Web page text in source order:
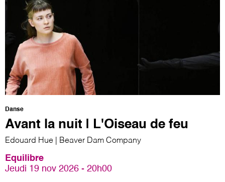
Danse
Avant la nuit | L'Oiseau de feu
Edouard Hue | Beaver Dam Company
Equilibre
Jeudi 19 nov 2026 - 20h00